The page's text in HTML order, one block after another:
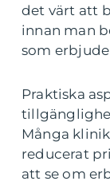
det värt att
innan man
som
Praktiska
Många
reducerat
att se om